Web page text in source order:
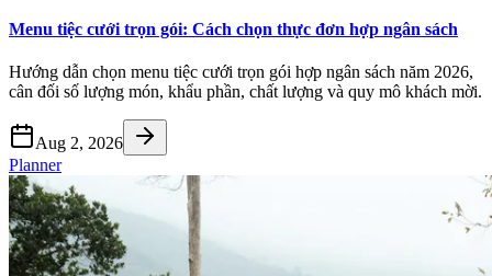
Menu tiệc cưới trọn gói: Cách chọn thực đơn hợp ngân sách
Hướng dẫn chọn menu tiệc cưới trọn gói hợp ngân sách năm 2026,
cân đối số lượng món, khẩu phần, chất lượng và quy mô khách mời.
Aug 2, 2026
Planner